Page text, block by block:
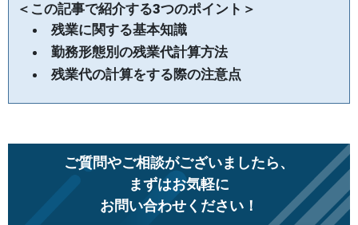
＜この記事で紹介する3つのポイント＞
残業に関する基本知識
勤務形態別の残業代計算方法
残業代の計算をする際の注意点
ご質問やご相談がございましたら、
まずはお気軽に
お問い合わせください！